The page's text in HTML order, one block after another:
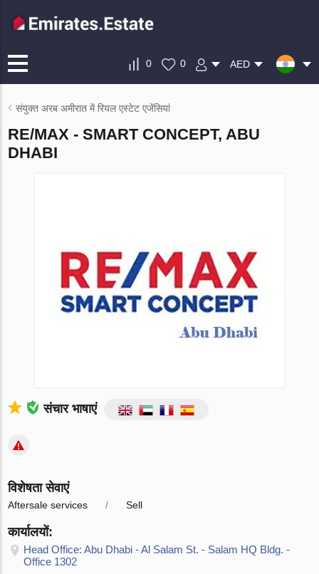
0 0 AED
संयुक्त अरब अमीरात में रियल एस्टेट एजेंसियां
RE/MAX - SMART CONCEPT, ABU
DHABI
संचार भाषाएं
विशेषता सेवाएं
Aftersale services Sell
कार्यालयों:
Head Office: Abu Dhabi - Al Salam St. - Salam HQ Bldg. -
Office 1302